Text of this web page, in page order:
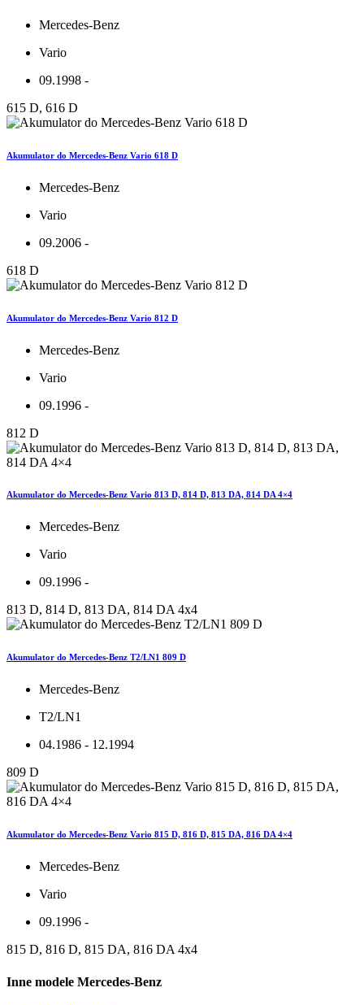
Mercedes-Benz
Vario
09.1998 -
615 D, 616 D
Akumulator do Mercedes-Benz Vario 618 D
Mercedes-Benz
Vario
09.2006 -
618 D
Akumulator do Mercedes-Benz Vario 812 D
Mercedes-Benz
Vario
09.1996 -
812 D
Akumulator do Mercedes-Benz Vario 813 D, 814 D, 813 DA, 814 DA 4×4
Mercedes-Benz
Vario
09.1996 -
813 D, 814 D, 813 DA, 814 DA 4x4
Akumulator do Mercedes-Benz T2/LN1 809 D
Mercedes-Benz
T2/LN1
04.1986 - 12.1994
809 D
Akumulator do Mercedes-Benz Vario 815 D, 816 D, 815 DA, 816 DA 4×4
Mercedes-Benz
Vario
09.1996 -
815 D, 816 D, 815 DA, 816 DA 4x4
Inne modele Mercedes-Benz